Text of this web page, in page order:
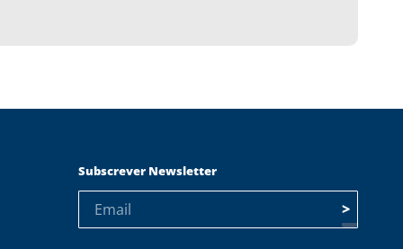
Subscrever Newsletter
>